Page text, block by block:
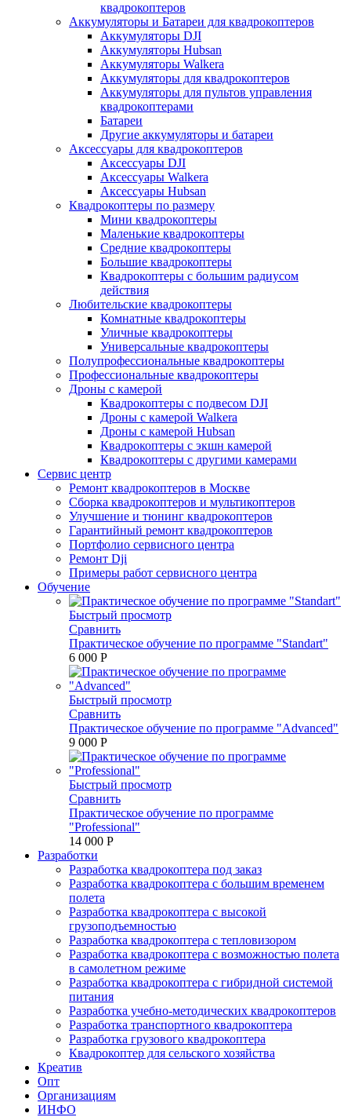
квадрокоптеров
Аккумуляторы и Батареи для квадрокоптеров
Аккумуляторы DJI
Аккумуляторы Hubsan
Аккумуляторы Walkera
Аккумуляторы для квадрокоптеров
Аккумуляторы для пультов управления
квадрокоптерами
Батареи
Другие аккумуляторы и батареи
Аксессуары для квадрокоптеров
Аксессуары DJI
Аксессуары Walkera
Аксессуары Hubsan
Квадрокоптеры по размеру
Мини квадрокоптеры
Маленькие квадрокоптеры
Средние квадрокоптеры
Большие квадрокоптеры
Квадрокоптеры с большим радиусом
действия
Любительские квадрокоптеры
Комнатные квадрокоптеры
Уличные квадрокоптеры
Универсальные квадрокоптеры
Полупрофессиональные квадрокоптеры
Профессиональные квадрокоптеры
Дроны с камерой
Квадрокоптеры с подвесом DJI
Дроны с камерой Walkera
Дроны с камерой Hubsan
Квадрокоптеры с экшн камерой
Квадрокоптеры с другими камерами
Сервис центр
Ремонт квадрокоптеров в Москве
Сборка квадрокоптеров и мультикоптеров
Улучшение и тюнинг квадрокоптеров
Гарантийный ремонт квадрокоптеров
Портфолио сервисного центра
Ремонт Dji
Примеры работ сервисного центра
Обучение
Быстрый просмотр
Сравнить
Практическое обучение по программе "Standart"
6 000 P
Быстрый просмотр
Сравнить
Практическое обучение по программе "Advanced"
9 000 P
Быстрый просмотр
Сравнить
Практическое обучение по программе
"Professional"
14 000 P
Разработки
Разработка квадрокоптера под заказ
Разработка квадрокоптера с большим временем
полета
Разработка квадрокоптера с высокой
грузоподъемностью
Разработка квадрокоптера с тепловизором
Разработка квадрокоптера с возможностью полета
в самолетном режиме
Разработка квадрокоптера с гибридной системой
питания
Разработка учебно-методических квадрокоптеров
Разработка транспортного квадрокоптера
Разработка грузового квадрокоптера
Квадрокоптер для сельского хозяйства
Креатив
Опт
Организациям
ИНФО